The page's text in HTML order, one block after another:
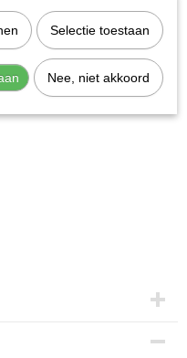
16X13/16
Selectie toestaan
Nee, niet akkoord